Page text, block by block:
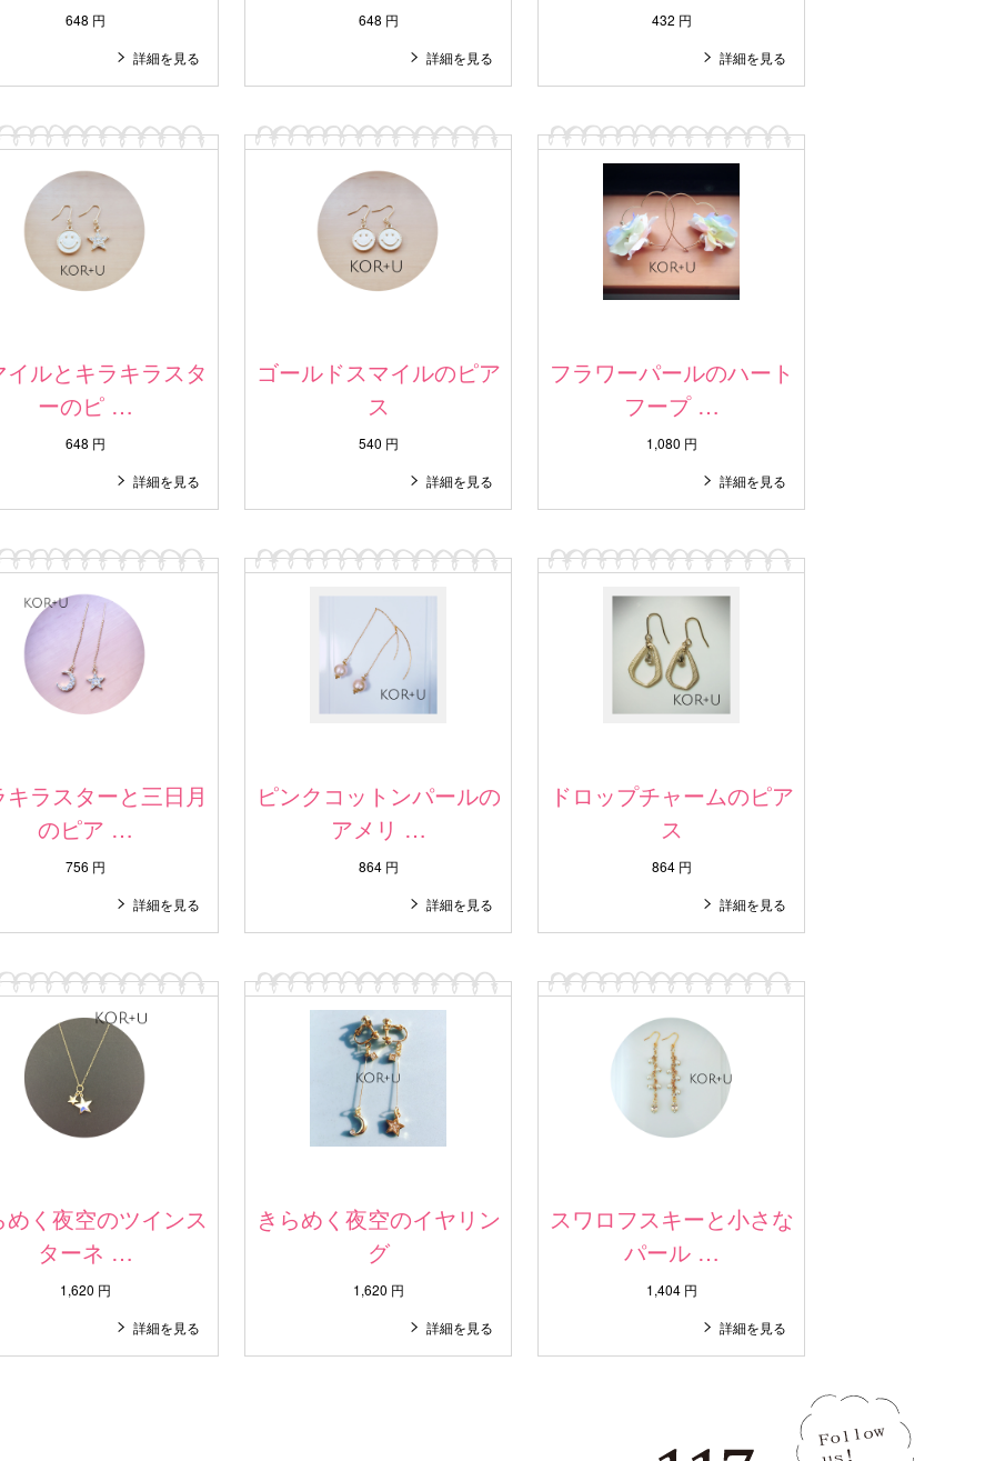
648 円
詳細を見る
648 円
詳細を見る
432 円
詳細を見る
イルとキラキラスタ
ーのピ …
648 円
詳細を見る
ゴールドスマイルのピア
ス
540 円
詳細を見る
フラワーパールのハート
フープ …
1,080 円
詳細を見る
キラスターと三日月
のピア …
756 円
詳細を見る
ピンクコットンパールの
アメリ …
864 円
詳細を見る
ドロップチャームのピア
ス
864 円
詳細を見る
めく夜空のツインス
ターネ …
1,620 円
詳細を見る
きらめく夜空のイヤリン
グ
1,620 円
詳細を見る
スワロフスキーと小さな
パール …
1,404 円
詳細を見る